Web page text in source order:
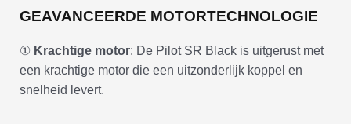
GEAVANCEERDE MOTORTECHNOLOGIE
① Krachtige motor: De Pilot SR Black is uitgerust met
een krachtige motor die een uitzonderlijk koppel en
snelheid levert.